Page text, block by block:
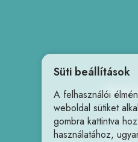
Süti beállítások
A felhasználói
weboldal sütiket
gombra kattintva
használatához,